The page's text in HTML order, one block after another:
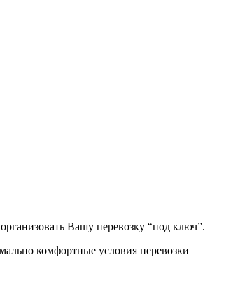
Вашу перевозку “под ключ”.
комфортные условия перевозки